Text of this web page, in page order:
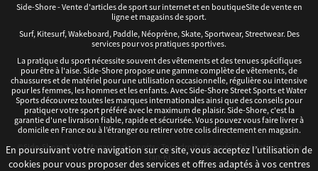
Side-Shore - Vente d'articles de sport sur internet et en boutiqueSite de vente en
ligne et magasins de sport.
Surf, Kitesurf, Wakeboard, Paddle, Néoprène, Skate, Sportwear, Streetwear. Des
services pour vos pratiques sportives.
La pratique du sport nécessite souvent des vêtements et des tenues spécifiques
pour être à l'aise. Side-Shore propose une gamme complète de vêtements, de
chaussures et de matériel pour une utilisation occasionnelle, régulière ou intensive
pour les femmes, les hommes et les enfants. Avec Side-Shore Street Sports et Water
Sports découvrez toutes les marques internationales ainsi que des conseils pour
pratiquer votre sport préféré avec le maximum de plaisir. Side-Shore, c'est la
garantie d'une livraison fiable, rapide et sécurisée. Vous pouvez vous faire livrer à
domicile en France ou à l’étranger ou retirer votre colis directement en magasin.
©Side-Shore 2016 - Magasins de sports - Tous droits réservés - Réalisation :iD3ix
Tan-Ki
En poursuivant votre navigation sur ce site, vous acceptez l’utilisation de
cookies pour vous proposer des services et offres adaptés à vos centres